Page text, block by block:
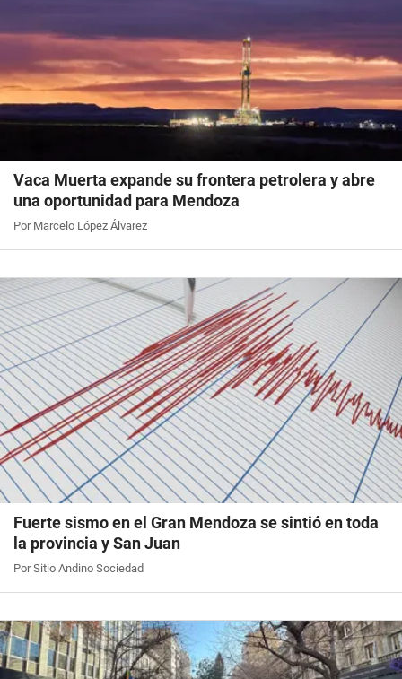
Vaca Muerta expande su frontera petrolera y abre
una oportunidad para Mendoza
Por Marcelo López Álvarez
Fuerte sismo en el Gran Mendoza se sintió en toda
la provincia y San Juan
Por Sitio Andino Sociedad